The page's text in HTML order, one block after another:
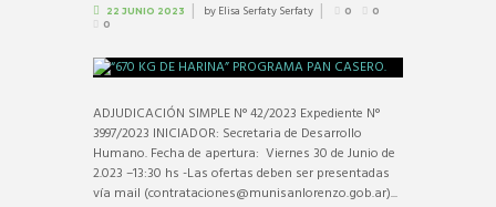
22 JUNIO 2023 byElisa Serfaty Serfaty 0
0
0
ADJUDICACIÓN SIMPLE N° 42/2023 Expediente N°
3997/2023 INICIADOR: Secretaria de Desarrollo
Humano. Fecha de apertura: Viernes 30 de Junio de
2.023 –13:30 hs -Las ofertas deben ser presentadas
vía mail (contrataciones@munisanlorenzo.gob.ar)...